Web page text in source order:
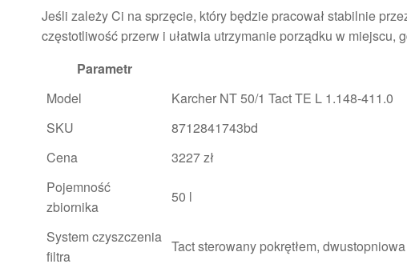
Jeśli zależy Ci na sprzęcie, który będzie pracował stabilnie
częstotliwość przerw i ułatwia utrzymanie porządku w miejscu,
Parametr
Model
Karcher NT 50/1 Tact TE L 1.148-411.0
SKU
8712841743bd
Cena
3227 zł
Pojemność
zbiornika
50 l
System czyszczenia
filtra
Tact sterowany pokrętłem,